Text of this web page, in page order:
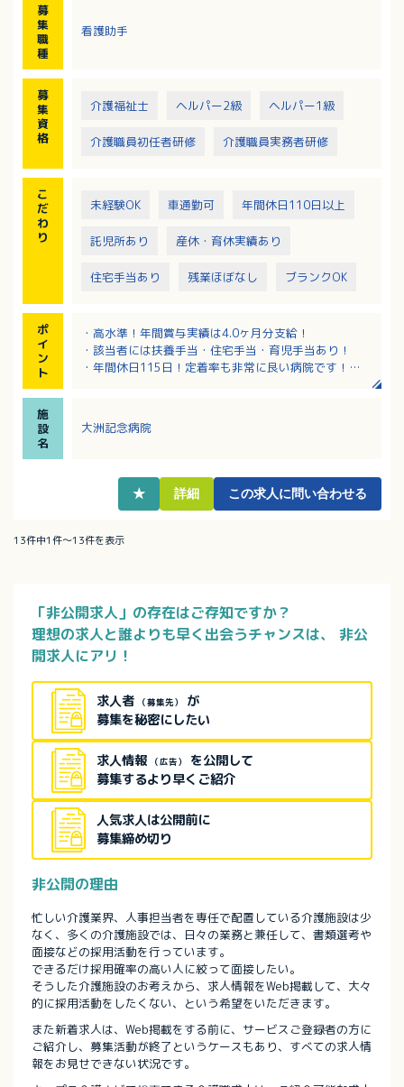
募
集
職
種
看護助手
募
集
資
格
介護福祉士 ヘルパー2級 ヘルパー1級
介護職員初任者研修 介護職員実務者研修
こ
だ
わ
り
未経験OK 車通勤可 年間休日110日以上
託児所あり 産休・育休実績あり
住宅手当あり 残業ほぼなし ブランクOK
ポ
イ
ン
ト
・高水準！年間賞与実績は4.0ヶ月分支給！
・該当者には扶養手当・住宅手当・育児手当あり！
・年間休日115日！定着率も非常に良い病院です！
・マイカー利用者は無料駐車場完備
施
設
名
大洲記念病院
★ 詳細 この求人に問い合わせる
13件中1件～13件を表示
「非公開求人」の存在はご存知ですか？
理想の求人と誰よりも早く出会うチャンスは、
非公
開求人にアリ！
求人者 （募集先）
が
募集を秘密にしたい
求人情報 （広告）
を公開して
募集するより早くご紹介
人気求人は公開前に
募集締め切り
非公開の理由
忙しい介護業界、人事担当者を専任で配置している介護施設は少
なく、多くの介護施設では、日々の業務と兼任して、書類選考や
面接などの採用活動を行っています。
できるだけ採用確率の高い人に絞って面接したい。
そうした介護施設のお考えから、求人情報をWeb掲載して、大々
的に採用活動をしたくない、という希望をいただきます。
また新着求人は、Web掲載をする前に、サービスご登録者の方に
ご紹介し、募集活動が終了というケースもあり、すべての求人情
報をお見せできない状況です。